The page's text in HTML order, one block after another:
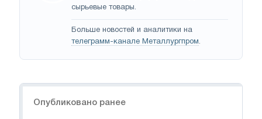
сырьевые товары.
Больше новостей и аналитики на
телеграмм-канале Металлургпром.
Опубликовано ранее